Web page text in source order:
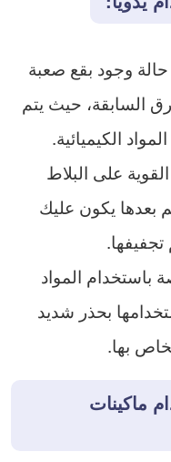
وجود بقع صعبة
السابقة، حيث يتم
الكيميائية.
على البلاط
بعدها يكون عليك
باستخدام المواد
بحذر شديد
بها.
ماكينات